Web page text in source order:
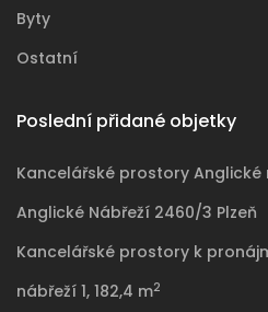
Byty
Ostatní
Poslední přidané objetky
Kancelářské prostory
Anglické Nábřeží 2460/3 Plzeň
Kancelářské prostory k
nábřeží 1, 182,4 m2